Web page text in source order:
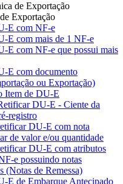
de Exportação
Exportação
E com NF-e
E com mais de 1 NF-e
E com NF-e que possui mais
E com documento
ou Exportação)
Item de DU-E
DU-E - Ciente da
registro
DU-E com nota
de valor e/ou quantidade
DU-E com atributos
e possuindo notas
(Notas de Remessa)
E de Embarque Antecipado